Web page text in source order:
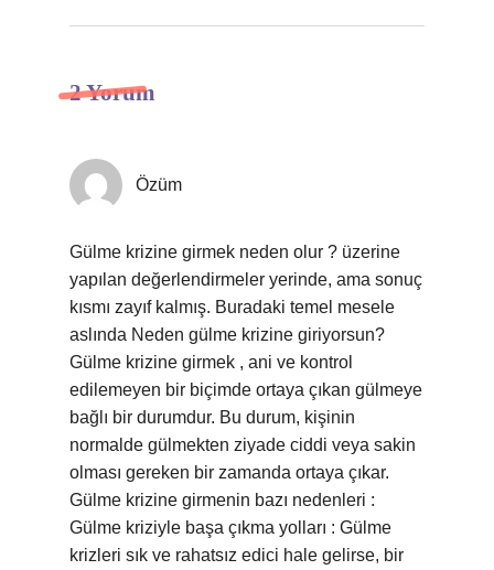
2 Yorum
Özüm
Gülme krizine girmek neden olur ? üzerine
yapılan değerlendirmeler yerinde, ama sonuç
kısmı zayıf kalmış. Buradaki temel mesele
aslında Neden gülme krizine giriyorsun?
Gülme krizine girmek , ani ve kontrol
edilemeyen bir biçimde ortaya çıkan gülmeye
bağlı bir durumdur. Bu durum, kişinin
normalde gülmekten ziyade ciddi veya sakin
olması gereken bir zamanda ortaya çıkar.
Gülme krizine girmenin bazı nedenleri :
Gülme kriziyle başa çıkma yolları : Gülme
krizleri sık ve rahatsız edici hale gelirse, bir